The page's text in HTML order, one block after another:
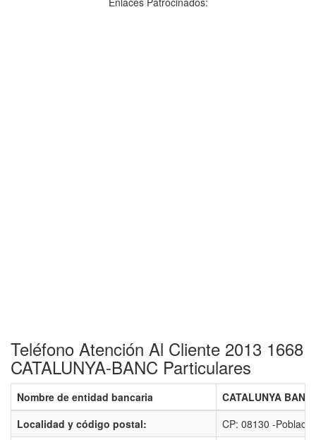
Teléfono Atención Al Cliente 2013 1668
CATALUNYA-BANC Particulares
Nombre de entidad bancaria
CATALUNYA
Localidad y código postal:
CP: 08130 -